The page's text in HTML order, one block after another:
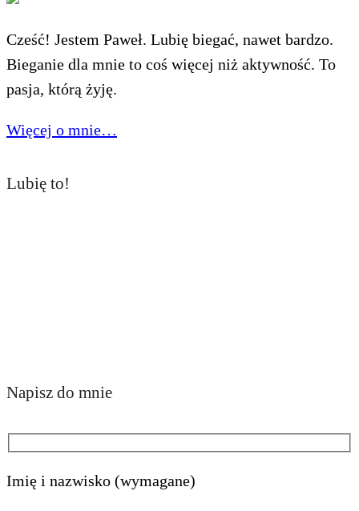
Cześć! Jestem Paweł. Lubię biegać, nawet bardzo.
Bieganie dla mnie to coś więcej niż aktywność. To
pasja, którą żyję.
Więcej o mnie…
Lubię to!
Napisz do mnie
Imię i nazwisko (wymagane)